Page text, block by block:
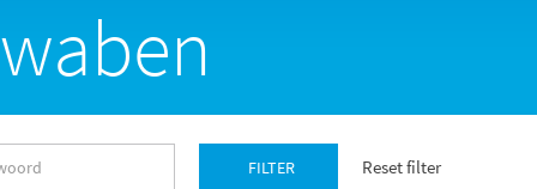
FILTER Reset filter